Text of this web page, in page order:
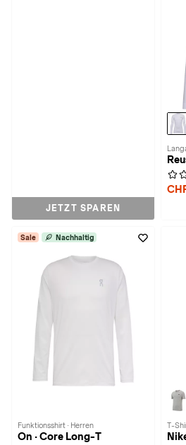
JETZT SPAREN
Sale Nachhaltig
Funktionsshirt · Herren
On · Core Long-T
T-